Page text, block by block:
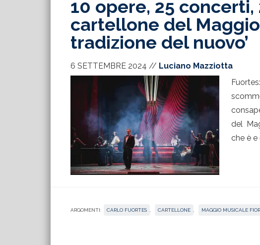
10 opere, 25
cartellone del
tradizione del nuovo’
6 SETTEMBRE 2024 // Luciano Mazziotta
del
che è e
ARGOMENTI: CARLO FUORTES CARTELLONE MAGGIO MUSICALE